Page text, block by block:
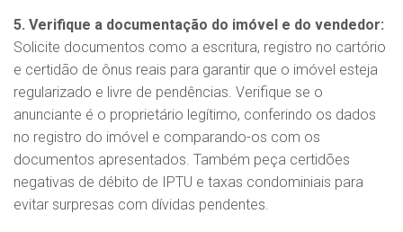
5. Verifique a documentação do imóvel e do vendedor:
Solicite documentos como a escritura, registro no cartório
e certidão de ônus reais para garantir que o imóvel esteja
regularizado e livre de pendências. Verifique se o
anunciante é o proprietário legítimo, conferindo os dados
no registro do imóvel e comparando-os com os
documentos apresentados. Também peça certidões
negativas de débito de IPTU e taxas condominiais para
evitar surpresas com dívidas pendentes.